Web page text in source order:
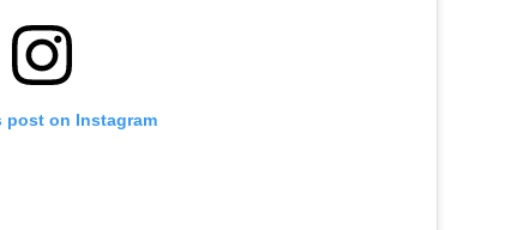
post on Instagram